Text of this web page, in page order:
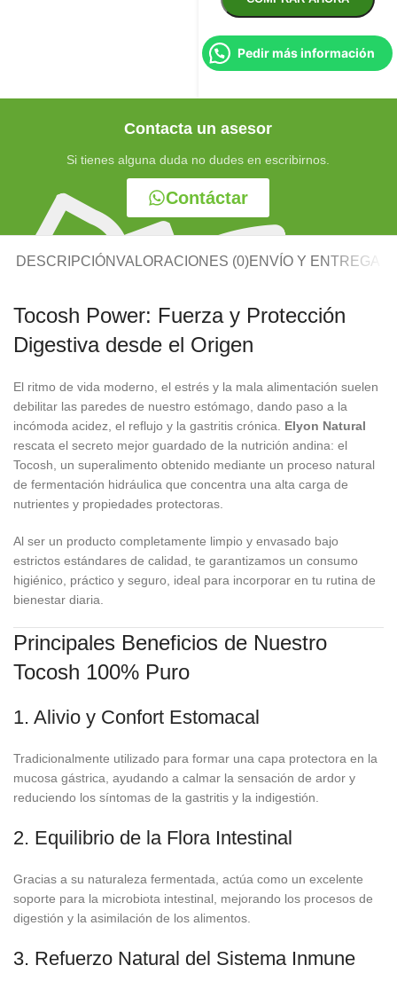
Pedir más información
Contáctar
Contacta un asesor
Si tienes alguna duda no dudes en escribirnos.
DESCRIPCIÓNVALORACIONES (0)ENVÍO Y ENTREGA
Tocosh Power: Fuerza y Protección
Digestiva desde el Origen
El ritmo de vida moderno, el estrés y la mala alimentación suelen
debilitar las paredes de nuestro estómago, dando paso a la
incómoda acidez, el reflujo y la gastritis crónica. Elyon Natural
rescata el secreto mejor guardado de la nutrición andina: el
Tocosh, un superalimento obtenido mediante un proceso natural
de fermentación hidráulica que concentra una alta carga de
nutrientes y propiedades protectoras.
Al ser un producto completamente limpio y envasado bajo
estrictos estándares de calidad, te garantizamos un consumo
higiénico, práctico y seguro, ideal para incorporar en tu rutina de
bienestar diaria.
Principales Beneficios de Nuestro
Tocosh 100% Puro
1. Alivio y Confort Estomacal
Tradicionalmente utilizado para formar una capa protectora en la
mucosa gástrica, ayudando a calmar la sensación de ardor y
reduciendo los síntomas de la gastritis y la indigestión.
2. Equilibrio de la Flora Intestinal
Gracias a su naturaleza fermentada, actúa como un excelente
soporte para la microbiota intestinal, mejorando los procesos de
digestión y la asimilación de los alimentos.
3. Refuerzo Natural del Sistema Inmune